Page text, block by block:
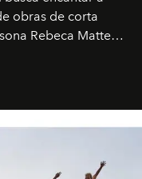
obras de corta
Rebeca Matte
limpias; ponen el